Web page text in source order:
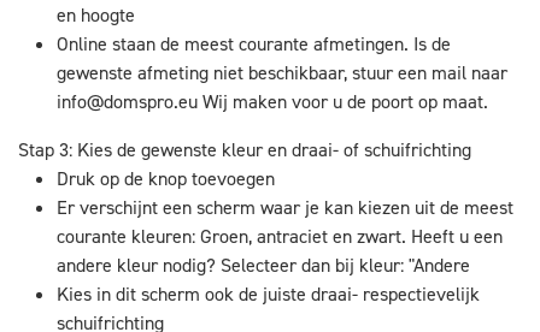
en hoogte
Online staan de meest courante afmetingen. Is de
gewenste afmeting niet beschikbaar, stuur een mail naar
info@domspro.euWij maken voor u de poort op maat.
Stap 3: Kies de gewenste kleur en draai- of schuifrichting
Druk op de knop toevoegen
Er verschijnt een scherm waar je kan kiezen uit de meest
courante kleuren: Groen, antraciet en zwart. Heeft u een
andere kleur nodig? Selecteer dan bij kleur: "Andere
Kies in dit scherm ook de juiste draai- respectievelijk
schuifrichting